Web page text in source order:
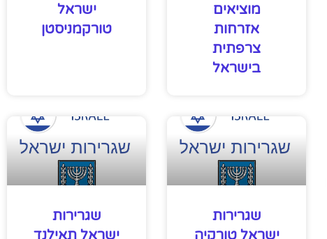
מוציאים
אזרחות
צרפתית
בישראל
ישראל
טורקמניסטן
שגרירות
שגרירות